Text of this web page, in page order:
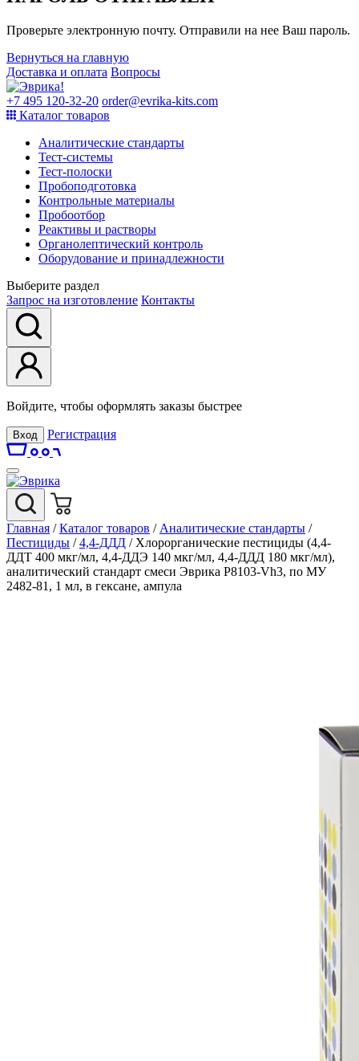
Проверьте электронную почту. Отправили на нее Ваш пароль.
Вернуться на главную
Доставка и оплата Вопросы
+7 495 120-32-20 order@evrika-kits.com
Каталог товаров
Аналитические стандарты
Тест-системы
Тест-полоски
Пробоподготовка
Контрольные материалы
Пробоотбор
Реактивы и растворы
Органолептический контроль
Оборудование и принадлежности
Выберите раздел
Запрос на изготовление Контакты
Войдите, чтобы оформлять заказы быстрее
Вход Регистрация
Главная / Каталог товаров / Аналитические стандарты /
Пестициды / 4,4-ДДД / Хлорорганические пестициды (4,4-
ДДТ 400 мкг/мл, 4,4-ДДЭ 140 мкг/мл, 4,4-ДДД 180 мкг/мл),
аналитический стандарт смеси Эврика P8103-Vh3, по МУ
2482-81, 1 мл, в гексане, ампула